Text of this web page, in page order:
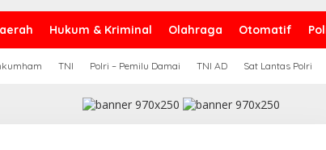
Hukum & Kriminal Olahraga Otomatif
TNI Polri – Pemilu Damai TNI AD Sat Lantas Polri